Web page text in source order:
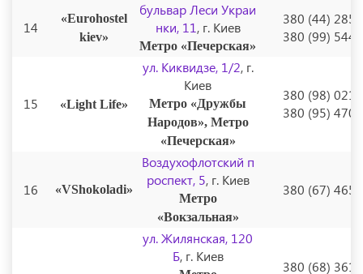
14
«Eurohostel
kiev»
бульвар Леси Украи
нки, 11, г. Киев
Метро «Печерская»
380 (44)
380 (99)
15 «Light Life»
ул. Киквидзе, 1/2, г.
Киев
Метро «Дружбы
Народов», Метро
«Печерская»
380 (98)
380 (95)
16 «VShokoladi»
Воздухофлотский п
роспект, 5, г. Киев
Метро
«Вокзальная»
380 (67)
ул. Жилянская, 120
Б, г. Киев
380 (68)